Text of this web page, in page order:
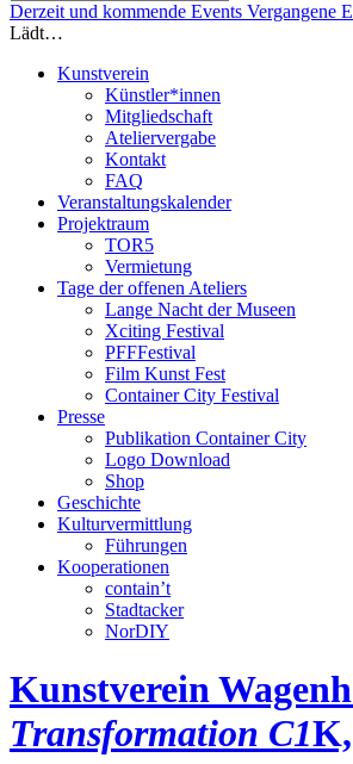
Derzeit und kommende Events Vergangene
Lädt…
Kunstverein
Künstler*innen
Mitgliedschaft
Ateliervergabe
Kontakt
FAQ
Veranstaltungskalender
Projektraum
TOR5
Vermietung
Tage der offenen Ateliers
Lange Nacht der Museen
Xciting Festival
PFFFestival
Film Kunst Fest
Container City Festival
Presse
Publikation Container City
Logo Download
Shop
Geschichte
Kulturvermittlung
Führungen
Kooperationen
contain’t
Stadtacker
NorDIY
Kunstverein
Transformation C1